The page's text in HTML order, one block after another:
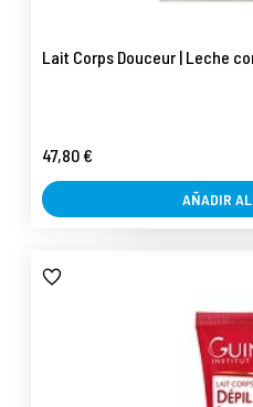
Lait Corps Douceur | Leche
47,80 €
AÑADIR